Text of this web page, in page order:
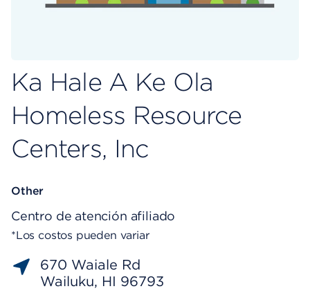
Ka Hale A Ke Ola
Homeless Resource
Centers, Inc
Other
Centro de atención afiliado
*Los costos pueden variar
670 Waiale Rd
Wailuku, HI 96793